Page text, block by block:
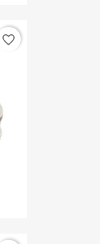
favorite_border